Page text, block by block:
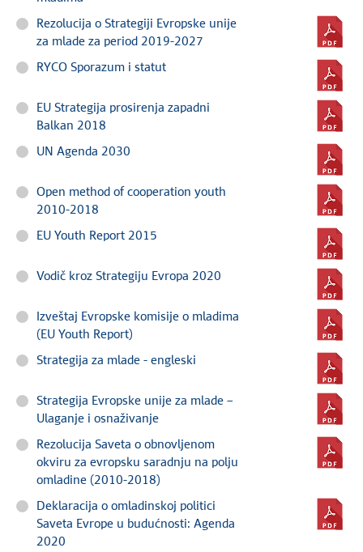
Rezolucija o Strategiji Evropske unije
za mlade za period 2019-2027
RYCO Sporazum i statut
EU Strategija prosirenja zapadni
Balkan 2018
UN Agenda 2030
Open method of cooperation youth
2010-2018
EU Youth Report 2015
Vodič kroz Strategiju Evropa 2020
Izveštaj Evropske komisije o mladima
(EU Youth Report)
Strategija za mlade - engleski
Strategija Evropske unije za mlade –
Ulaganje i osnaživanje
Rezolucija Saveta o obnovljenom
okviru za evropsku saradnju na polju
omladine (2010-2018)
Deklaracija o omladinskoj politici
Saveta Evrope u budućnosti: Agenda
2020